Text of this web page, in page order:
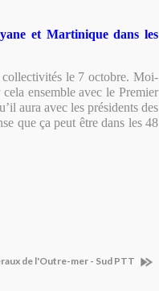
et Martinique dans les
le 7 octobre. Moi-
ensemble avec le Premier
aura avec les présidents des
que ça peut être dans les 48
de l'Outre-mer - Sud PTT